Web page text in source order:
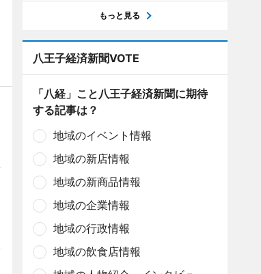
もっと見る
八王子経済新聞VOTE
「八経」こと八王子経済新聞に期待
する記事は？
地域のイベント情報
地域の新店情報
地域の新商品情報
地域の企業情報
地域の行政情報
地域の飲食店情報